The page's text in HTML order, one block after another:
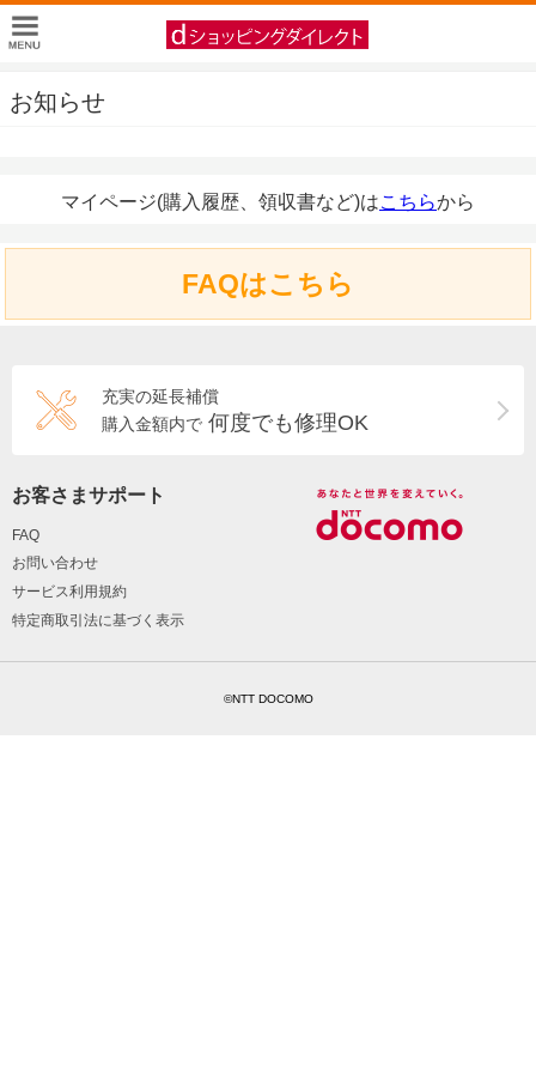
お知らせ
マイページ(購入履歴、領収書など)はこちらから
FAQはこちら
充実の延長補償
購入金額内で 何度でも修理OK
お客さまサポート
FAQ
お問い合わせ
サービス利用規約
特定商取引法に基づく表示
©NTT DOCOMO